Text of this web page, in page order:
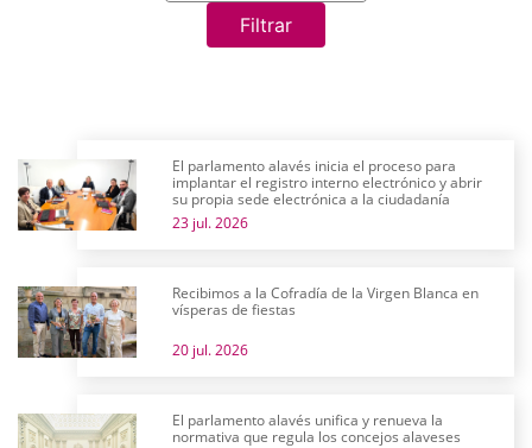
Filtrar
El parlamento alavés inicia el proceso para
implantar el registro interno electrónico y abrir
su propia sede electrónica a la ciudadanía
23 jul. 2026
Recibimos a la Cofradía de la Virgen Blanca en
vísperas de fiestas
20 jul. 2026
El parlamento alavés unifica y renueva la
normativa que regula los concejos alaveses